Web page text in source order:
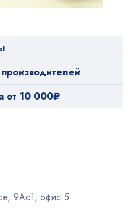
от 10 000₽
9Ас1, офис 5